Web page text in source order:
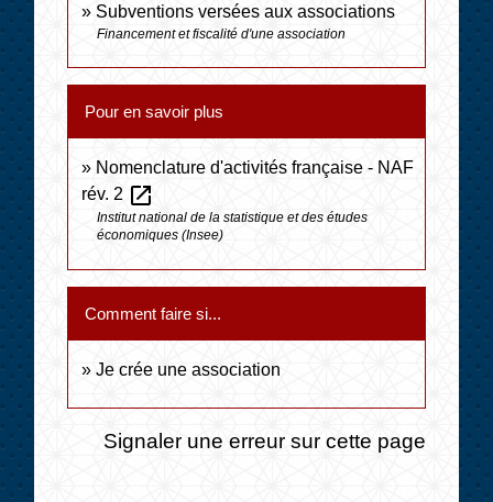
Subventions versées aux associations
Financement et fiscalité d'une association
Pour en savoir plus
Nomenclature d'activités française - NAF
rév. 2 open_in_new
Institut national de la statistique et des études
économiques (Insee)
Comment faire si...
Je crée une association
Signaler une erreur sur cette page